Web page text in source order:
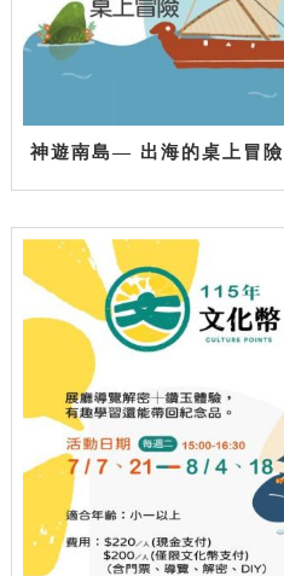
神遊南島— 出海的桌上冒險